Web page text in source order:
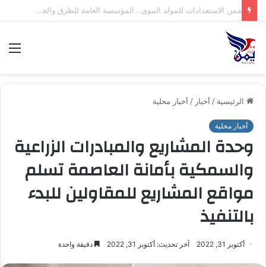
صنعاء: إجراء قرعة بطولة الاتصالات لكرة القدم التاسعة للشركات
الرئيسية / أخبار / أخبار محلية
أخبار محلية
وحدة المشاريع والمبادرات الزراعية
والسمكية بأمانة العاصمة تسلم
مواقع المشاريع للمقاولين للبدء
بالتنفيذ
أكتوبر 31, 2022 آخر تحديث: أكتوبر 31, 2022 دقيقة واحدة